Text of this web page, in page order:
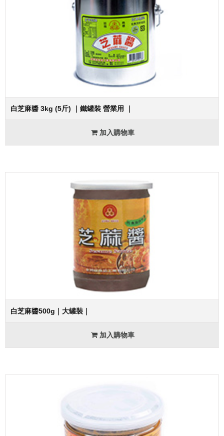
白芝麻醬 3kg (5斤) ｜鐵罐裝 營業用 ｜
加入購物車
白芝麻醬500g｜大罐裝｜
加入購物車